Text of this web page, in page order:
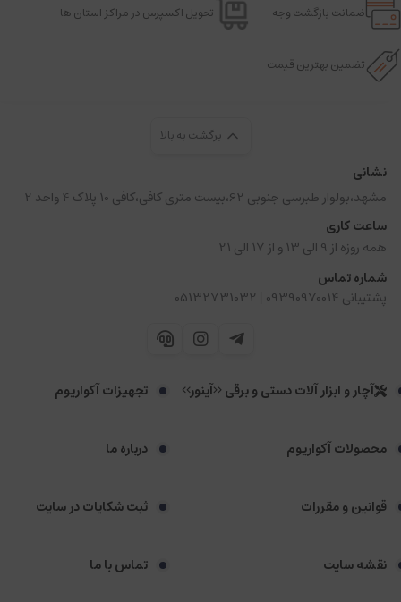
ضمانت بازگشت وجه تحویل اکسپرس در مراکز استان ها
تضمین بهترین قیمت
برگشت به بالا
نشانی
مشهد،بولوار طبرسی جنوبی 62،بیست متری کافی،کافی 10 پلاک 4 واحد 2
ساعت کاری
همه روزه از 9 الی 13 و از 17 الی 21
شماره تماس
پشتیبانی 09390970014
05132731032
آچار و ابزار آلات دستی و برقی <<آینور>> تجهیزات آکواریوم
محصولات آکواریوم درباره ما
قوانین و مقررات ثبت شکایات در سایت
نقشه سایت تماس با ما